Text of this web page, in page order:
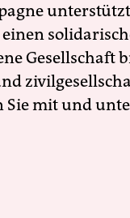
Gesellschaft
Sie mit und